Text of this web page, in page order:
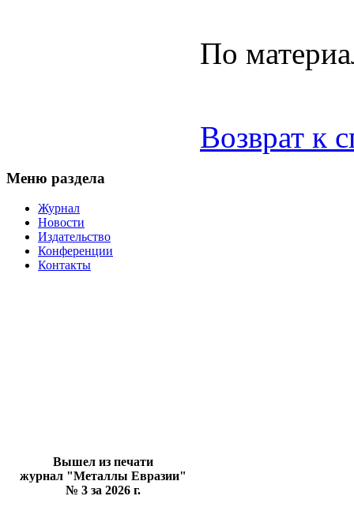
По
Возврат к
Меню раздела
Журнал
Новости
Издательство
Конференции
Контакты
Вышел из печати
журнал "Металлы Евразии"
№ 3 за 2026 г.